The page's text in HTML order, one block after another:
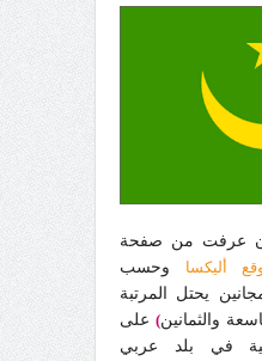
أن عرفت من صفحة
أليكسا وحسب
يحتل المرتبة
والثمانين) على
في بلد عربي